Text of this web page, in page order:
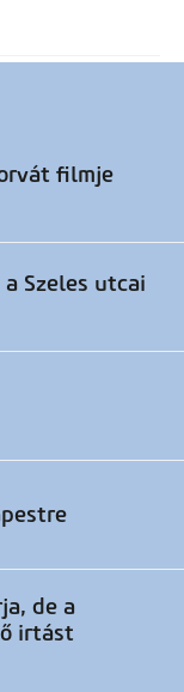
filmje
Szeles utcai
de a
irtást